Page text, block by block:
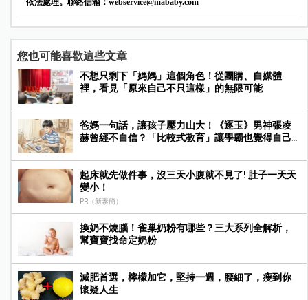
依法處理。聯絡信箱： webservice@mababy.com
您也可能喜歡這些文章
不想只剩下「媽媽」這個角色！從團購、自媒體
裡，看見「原來自己不只這樣」的無限可能
爸媽一句話，讓孩子壓力山大！《逐玉》男神張凌
赫曾經不自信？「比較式教育」讓學霸也覺得自己
起床就先做件事，沒三天小腹就不見了! 肚子一天天
變小！
PR（新素簡）
換奶不燒腦！雀巢奶粉有哪些？三大系列全解析，
幫寶寶找命定奶粉
減肥首選，檸檬加它，堅持一週，腰細了，瘦到你
懷疑人生